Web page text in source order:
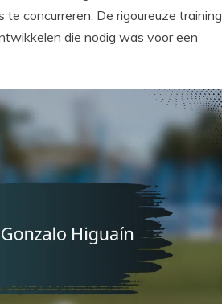
concurreren. De rigoureuze training
die nodig was voor een